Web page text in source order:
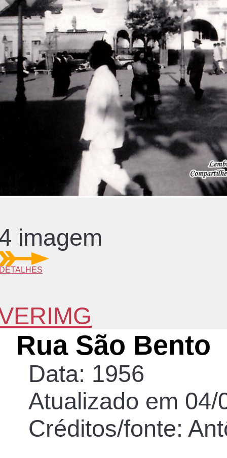
imagem
Rua São Bento
Data: 1956
Atualizado em
Créditos/fonte: